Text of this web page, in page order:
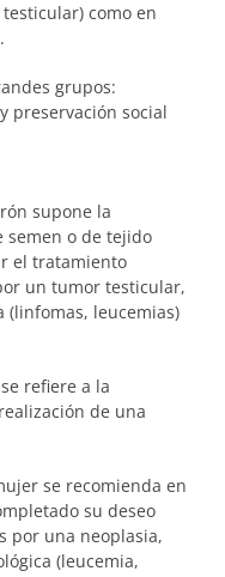
como en
grupos:
preservación social
supone la
semen o de tejido
el tratamiento
un tumor testicular,
(linfomas, leucemias)
refiere a la
de una
se recomienda en
su deseo
por una neoplasia,
(leucemia,